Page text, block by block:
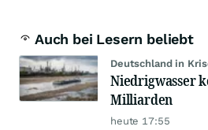
Auch bei Lesern beliebt
Deutschland in
Niedrigwasser
Milliarden
heute 17:55